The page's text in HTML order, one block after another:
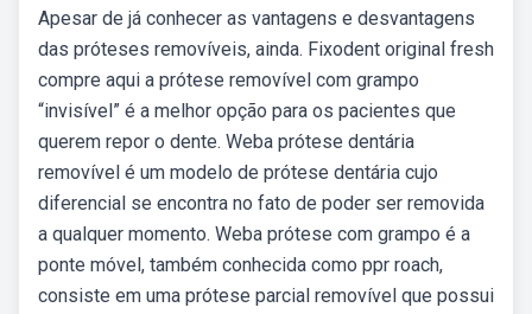
Apesar de já conhecer as vantagens e desvantagens
das próteses removíveis, ainda. Fixodent original fresh
compre aqui a prótese removível com grampo
“invisível” é a melhor opção para os pacientes que
querem repor o dente. Weba prótese dentária
removível é um modelo de prótese dentária cujo
diferencial se encontra no fato de poder ser removida
a qualquer momento. Weba prótese com grampo é a
ponte móvel, também conhecida como ppr roach,
consiste em uma prótese parcial removível que possui